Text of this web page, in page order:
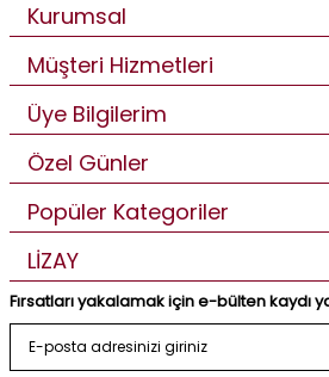
Kurumsal
Müşteri Hizmetleri
Üye Bilgilerim
Özel Günler
Popüler Kategoriler
LİZAY
Fırsatları yakalamak için e-bülten kaydı